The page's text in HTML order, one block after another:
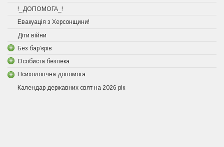
!_ДОПОМОГА_!
Евакуація з Херсонщини!
Діти війни
Без бар’єрів
Особиста безпека
Психологічна допомога
Календар державних свят на 2026 рік